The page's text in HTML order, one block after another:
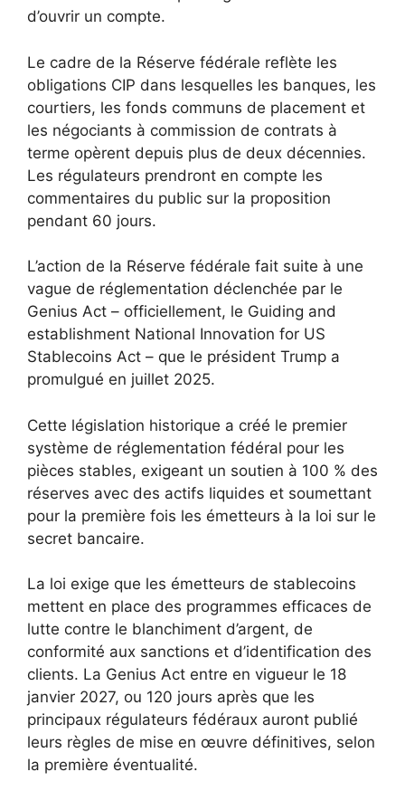
d’ouvrir un compte.
Le cadre de la Réserve fédérale reflète les
obligations CIP dans lesquelles les banques, les
courtiers, les fonds communs de placement et
les négociants à commission de contrats à
terme opèrent depuis plus de deux décennies.
Les régulateurs prendront en compte les
commentaires du public sur la proposition
pendant 60 jours.
L’action de la Réserve fédérale fait suite à une
vague de réglementation déclenchée par le
Genius Act – officiellement, le Guiding and
establishment National Innovation for US
Stablecoins Act – que le président Trump a
promulgué en juillet 2025.
Cette législation historique a créé le premier
système de réglementation fédéral pour les
pièces stables, exigeant un soutien à 100 % des
réserves avec des actifs liquides et soumettant
pour la première fois les émetteurs à la loi sur le
secret bancaire.
La loi exige que les émetteurs de stablecoins
mettent en place des programmes efficaces de
lutte contre le blanchiment d’argent, de
conformité aux sanctions et d’identification des
clients. La Genius Act entre en vigueur le 18
janvier 2027, ou 120 jours après que les
principaux régulateurs fédéraux auront publié
leurs règles de mise en œuvre définitives, selon
la première éventualité.